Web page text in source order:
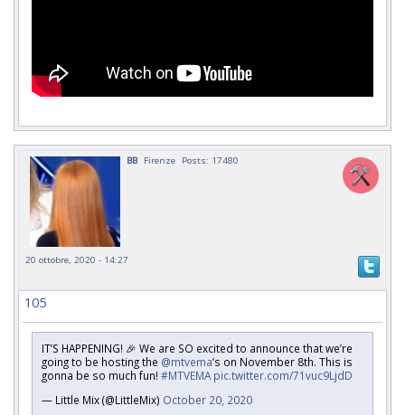
BB Firenze Posts: 17480
20 ottobre, 2020 - 14:27
105
IT’S HAPPENING! 🎉 We are SO excited to announce that we’re
going to be hosting the @mtvema’s on November 8th. This is
gonna be so much fun! #MTVEMA pic.twitter.com/71vuc9LjdD
— Little Mix (@LittleMix) October 20, 2020